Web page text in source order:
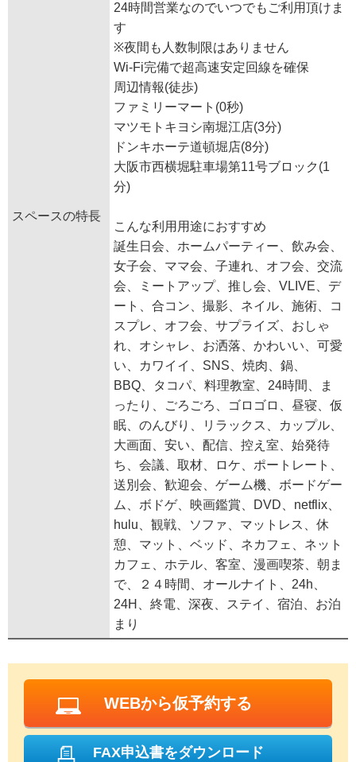
スペースの特長
24時間営業なのでいつでもご利用頂けま
す
※夜間も人数制限はありません
Wi-Fi完備で超高速安定回線を確保
周辺情報(徒歩)
ファミリーマート(0秒)
マツモトキヨシ南堀江店(3分)
ドンキホーテ道頓堀店(8分)
大阪市西横堀駐車場第11号ブロック(1
分)
こんな利用用途におすすめ
誕生日会、ホームパーティー、飲み会、
女子会、ママ会、子連れ、オフ会、交流
会、ミートアップ、推し会、VLIVE、デ
ート、合コン、撮影、ネイル、施術、コ
スプレ、オフ会、サプライズ、おしゃ
れ、オシャレ、お洒落、かわいい、可愛
い、カワイイ、SNS、焼肉、鍋、
BBQ、タコパ、料理教室、24時間、ま
ったり、ごろごろ、ゴロゴロ、昼寝、仮
眠、のんびり、リラックス、カップル、
大画面、安い、配信、控え室、始発待
ち、会議、取材、ロケ、ポートレート、
送別会、歓迎会、ゲーム機、ボードゲー
ム、ボドゲ、映画鑑賞、DVD、netflix、
hulu、観戦、ソファ、マットレス、休
憩、マット、ベッド、ネカフェ、ネット
カフェ、ホテル、客室、漫画喫茶、朝ま
で、２４時間、オールナイト、24h、
24H、終電、深夜、ステイ、宿泊、お泊
まり
WEBから仮予約する
FAX申込書をダウンロード